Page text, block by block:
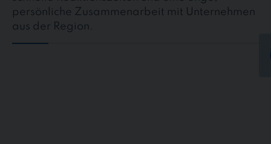
persönliche Zusammenarbeit mit Unternehmen
aus der Region.